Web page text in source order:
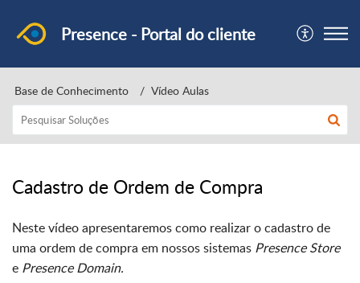
Presence - Portal do cliente
Base de Conhecimento Vídeo Aulas
Cadastro de Ordem de Compra
Neste vídeo apresentaremos como realizar o cadastro de
uma ordem de compra em nossos sistemas Presence Store
e Presence Domain.